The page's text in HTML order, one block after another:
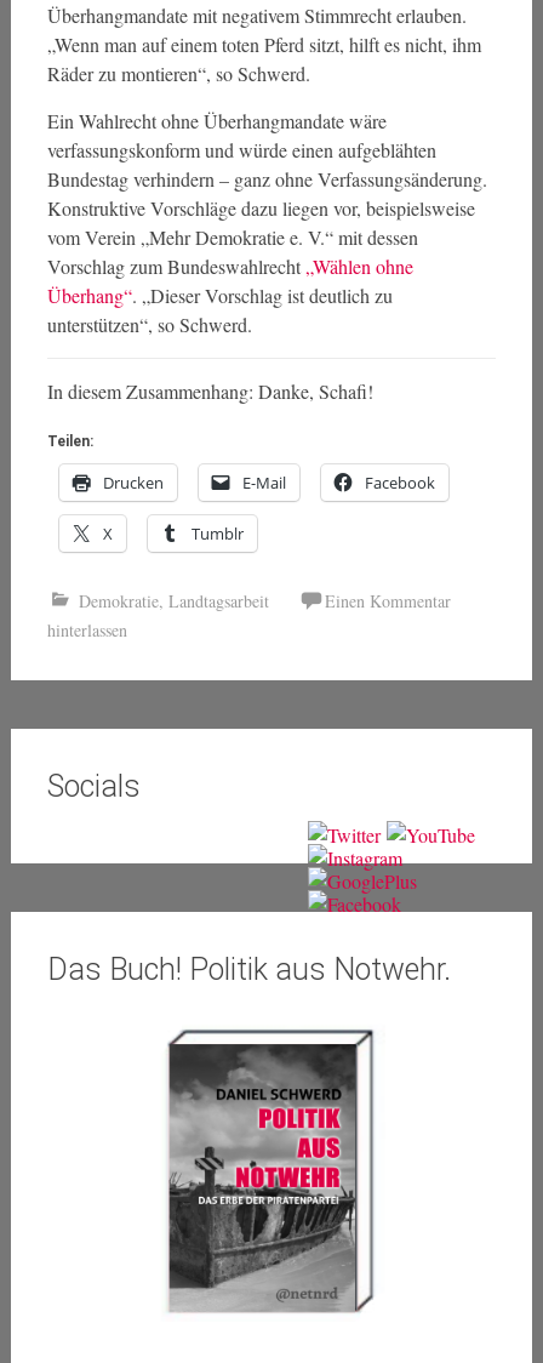
Überhangmandate mit negativem Stimmrecht erlauben.
„Wenn man auf einem toten Pferd sitzt, hilft es nicht, ihm
Räder zu montieren“, so Schwerd.
Ein Wahlrecht ohne Überhangmandate wäre
verfassungskonform und würde einen aufgeblähten
Bundestag verhindern – ganz ohne Verfassungsänderung.
Konstruktive Vorschläge dazu liegen vor, beispielsweise
vom Verein „Mehr Demokratie e. V.“ mit dessen
Vorschlag zum Bundeswahlrecht „Wählen ohne
Überhang“. „Dieser Vorschlag ist deutlich zu
unterstützen“, so Schwerd.
In diesem Zusammenhang: Danke, Schafi!
Teilen:
Drucken E-Mail Facebook
X Tumblr
Demokratie, Landtagsarbeit
Einen Kommentar
hinterlassen
Socials
Das Buch! Politik aus Notwehr.